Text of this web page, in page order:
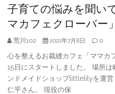
子育ての悩みを聞い
マカフェクローバー
荒川102 2021年7月8日 0
心を整えるお裁縫カフェ「ママカ
15日にスタートしました。 場所
ンドメイドショップlittlelilyを運
仁平さん。 現役の保